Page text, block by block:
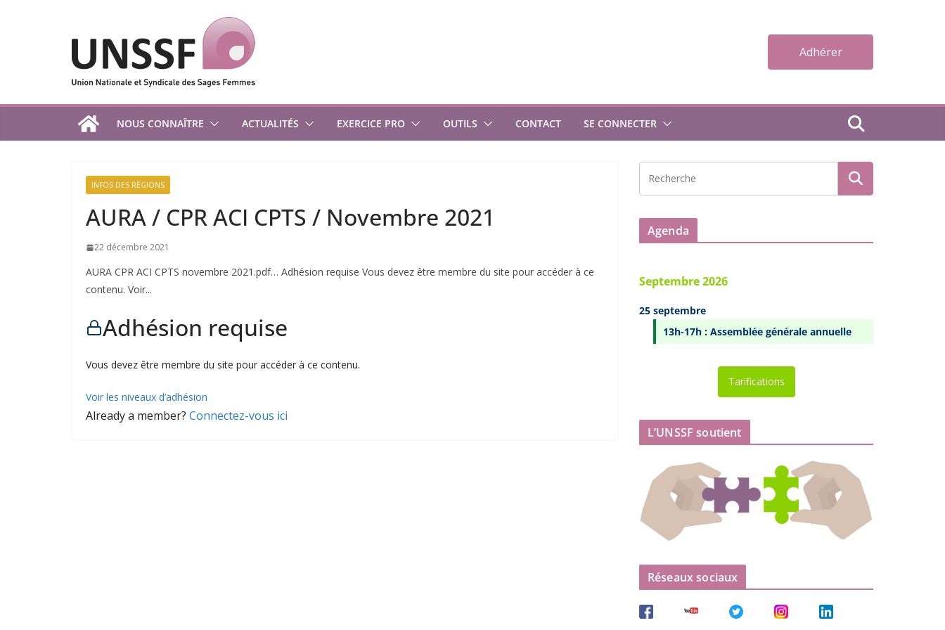
Adhérer
NOUS CONNAÎTRE ACTUALITÉS EXERCICE PRO OUTILS CONTACT SE CONNECTER
INFOS DES RÉGIONS
AURA / CPR ACI CPTS / Novembre 2021
22 décembre 2021
AURA CPR ACI CPTS novembre 2021.pdf… Adhésion requise Vous devez être membre du site pour accéder à ce
contenu. Voir...
Adhésion requise
Vous devez être membre du site pour accéder à ce contenu.
Voir les niveaux d’adhésion
Already a member? Connectez-vous ici
Agenda
Septembre 2026
25 septembre
13h-17h : Assemblée générale annuelle
Tarifications
L’UNSSF soutient
Réseaux sociaux